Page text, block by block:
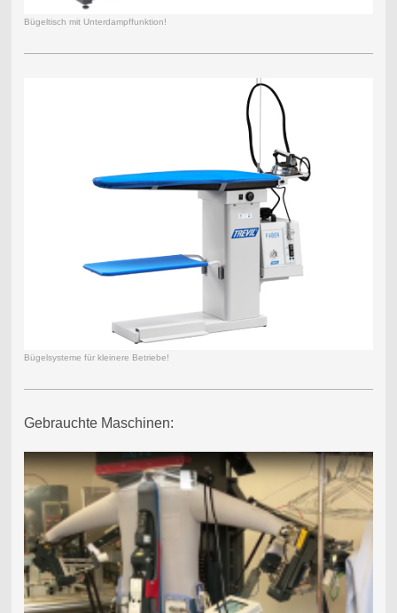
Bügeltisch mit Unterdampffunktion!
Bügelsysteme für kleinere Betriebe!
Gebrauchte Maschinen: